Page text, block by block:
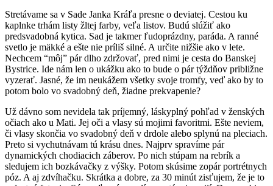
Stretávame sa v Sade Janka Kráľa presne o deviatej. Cestou ku
kaplnke trhám listy žltej farby, veľa listov. Budú slúžiť ako
predsvadobná kytica. Sad je takmer ľudoprázdny, paráda. A ranné
svetlo je mäkké a ešte nie príliš silné. A určite nižšie ako v lete.
Nechcem “môj” pár dlho zdržovať, pred nimi je cesta do Banskej
Bystrice. Ide nám len o ukážku ako to bude o pár týždňov približne
vyzerať. Jasné, že im neukážem všetky svoje tromfy, veď ako by to
potom bolo vo svadobný deň, žiadne prekvapenie?
Už dávno som nevidela tak príjemný, láskyplný pohľad v ženských
očiach ako u Mati. Jej oči a vlasy sú mojimi favoritmi. Ešte neviem,
či vlasy skončia vo svadobný deň v drdole alebo splynú na pleciach.
Preto si vychutnávam tú krásu dnes. Najprv spravíme pár
dynamických chodiacich záberov. Po nich stúpam na rebrík a
sledujem ich bozkávačky z výšky. Potom skúsime zopár portrétnych
póz. A aj zdvíhačku. Skrátka a dobre, za 30 minút zisťujem, že je to